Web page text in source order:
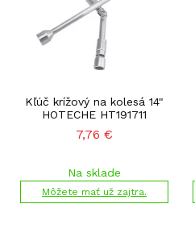
Kľúč krížový na kolesá 14"
HOTECHE HT191711
7,76 €
Na sklade
Môžete mať už zajtra.